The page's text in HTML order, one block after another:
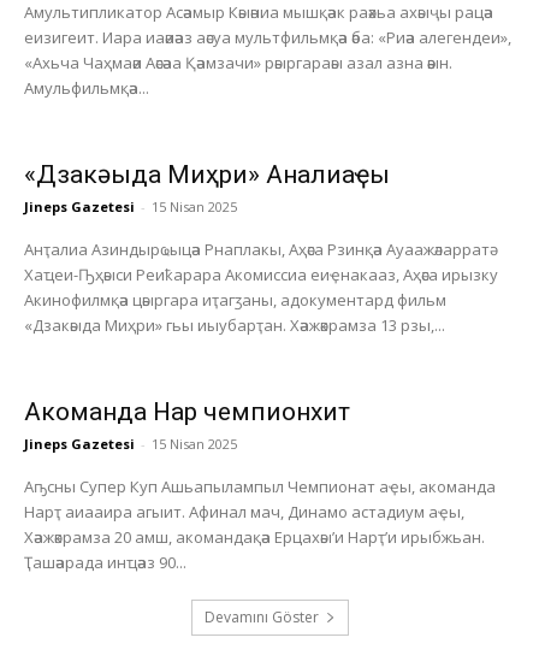
Амультипликатор Асәамыр Кәыәниа мышқәак раәхьа ахәыҷы рацәа
еизигеит. Иара иаәиәаз аәсуа мультфильмқәа әба: «Риәа алегендеи»,
«Ахьча Чаҳмаәи Аәсәаа Қәамзачи» рәыргараәы азал азна әәын.
Амульфильмқәа...
«Дзакәыда Миҳри» Анҭалиаҿы
Jineps Gazetesi - 15 Nisan 2025
Анҭалиа Азиндырҩыцәа Рнаплакы, Аҳәса Рзинқәа Ауаажәларратә
Хаҵеи-Ҧҳәыси Реиҟарара Акомиссиа еиҿнакааз, Аҳәса ирызку
Акинофилмқәа цәыргара иҭагӡаны, адокументард фильм
«Дзакәыда Миҳри» гьы иыубарҭан. Хәажәкрамза 13 рзы,...
Акоманда Нарҭ чемпионхит
Jineps Gazetesi - 15 Nisan 2025
Аҧсны Супер Куп Ашьапылампыл Чемпионат аҿы, акоманда
Нарҭ аиааира агыит. Афинал мач, Динамо астадиум аҿы,
Хәажәкрамза 20 амш, акомандақәа Ерцахәы’и Нарҭ’и ирыбжьан.
Ҭашәарада инҵәаз 90...
Devamını Göster